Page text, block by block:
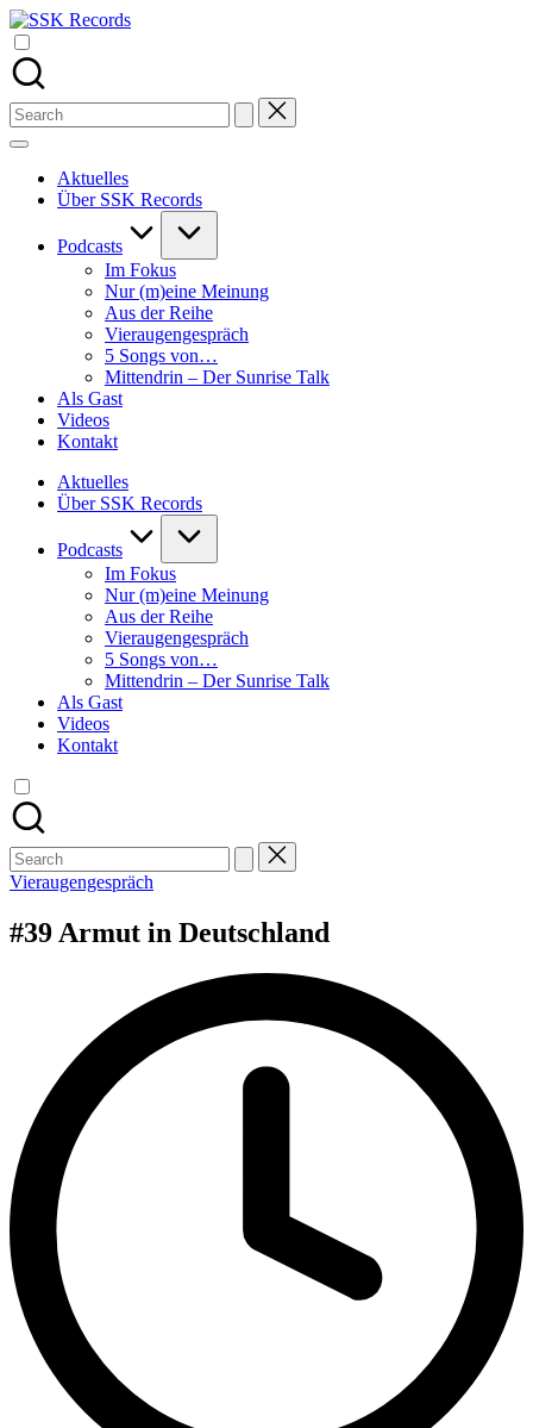
Skip
to
content
SSK
Alle
Podcasts
von
Stefan
Seefeldt
an
Search
for:
Aktuelles
Über SSK Records
Podcasts
Im Fokus
Nur (m)eine Meinung
Aus der Reihe
Vieraugengespräch
5 Songs von…
Mittendrin – Der Sunrise Talk
Als Gast
Videos
Kontakt
Aktuelles
Über SSK Records
Podcasts
Im Fokus
Nur (m)eine Meinung
Aus der Reihe
Vieraugengespräch
5 Songs von…
Mittendrin – Der Sunrise Talk
Als Gast
Videos
Kontakt
Search
for:
Posted
Vieraugengespräch
#39 Armut in Deutschland